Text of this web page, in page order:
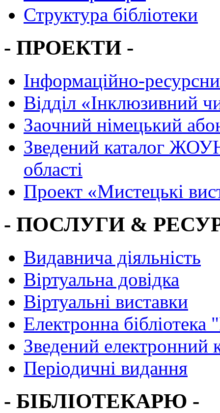
Структура бібліотеки
- ПРОЕКТИ -
Інформаційно-
Вiддiл «Інклюзивний
Заочний німецький
Зведений каталог
області
Проект «Мистецькі
- ПОСЛУГИ &
Видавнича діяльність
Віртуальна довідка
Віртуальні виставки
Електронна
Зведений електронний
Періодичні видання
- БІБЛІОТЕКАРЮ -